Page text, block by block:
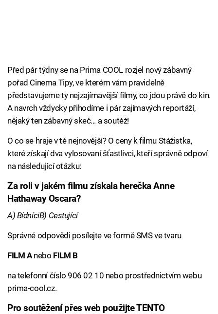
Před pár týdny se na Prima COOL rozjel nový zábavný
pořad Cinema Tipy, ve kterém vám pravidelně
představujeme ty nejzajímavější filmy, co jdou právě do kin.
A navrch vždycky přihodíme i pár zajímavých reportáží,
nějaký ten zábavný skeč... a soutěž!
O co se hraje v té nejnovější? O ceny k filmu Stážistka,
které získají dva vylosovaní šťastlivci, kteří správně odpoví
na následující otázku:
Za roli v jakém filmu získala herečka Anne
Hathaway Oscara?
A) BídníciB) Cestující
Správné odpovědi posílejte ve formě SMS ve tvaru
FILM Anebo FILM B
na telefonní číslo 906 02 10 nebo prostřednictvím webu
prima-cool.cz.
Pro soutěžení přes web použijte TENTO